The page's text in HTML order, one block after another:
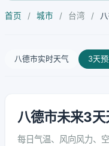
首页 / 城市 / 台湾 /
八德市实时天气 3天
八德市未来3
每日气温、风向风力、